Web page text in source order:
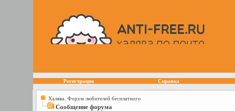
Регистрация Справка
Халява. Форум любителей бесплатного
Сообщение форума